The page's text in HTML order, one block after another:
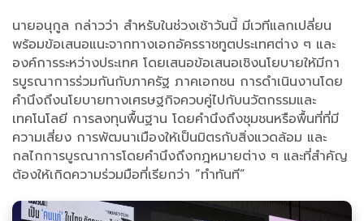
นายอนุกูล กล่าวว่า สำหรับในช่วงเช้าวันนี้ มีเวทีแลกเปลี่ยน
พร้อมข้อเสนอแนะจากทางเอกอัครราชทูตประเทศต่าง ๆ และ
องค์การระหว่างประเทศ โดยเสนอข้อเสนอเชิงนโยบายให้มีกา
รบูรณาการร่วมกันกับภาครัฐ ภาคเอกชน การดำเนินงานโดย
คำนึงถึงนโยบายทางเศรษฐกิจควบคู่ไปกับนวัตกรรมและ
เทคโนโลยี การลงทุนพื้นฐาน โดยคำนึงถึงชุมชนหรือพื้นที่ที่มี
ความเสี่ยง การพัฒนาเมืองให้เป็นมิตรกับสิ่งแวดล้อม และ
กลไกการบูรณาการโดยคำนึงถึงกฎหมายต่าง ๆ และที่สำคัญ
ต้องให้เกิดความร่วมมือที่เรียกว่า ”ทำทันที”